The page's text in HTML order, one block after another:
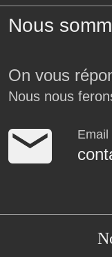
Nous
On vous
Nous nous
Email